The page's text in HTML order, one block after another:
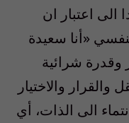
اعتبار ان
«أنا سعيدة
وقدرة شرائية
والاختيار
الى الذات، أي